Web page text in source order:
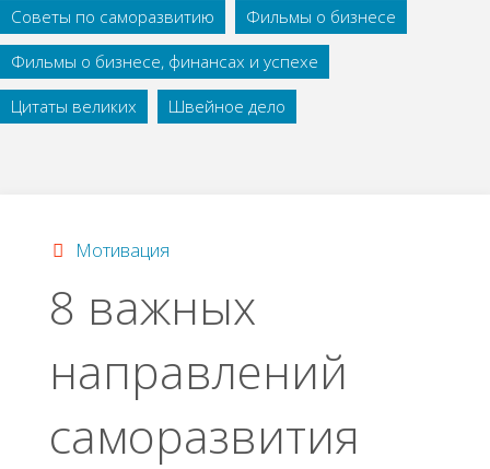
Советы по саморазвитию
Фильмы о бизнесе
Фильмы о бизнесе, финансах и успехе
Цитаты великих
Швейное дело
Мотивация
8 важных
направлений
саморазвития